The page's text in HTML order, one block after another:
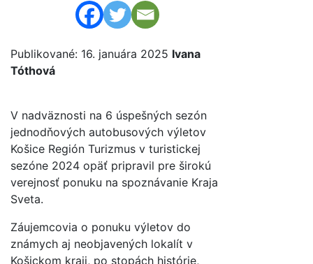
Publikované: 16. januára 2025 Ivana
Tóthová
V nadväznosti na 6 úspešných sezón
jednodňových autobusových výletov
Košice Región Turizmus v turistickej
sezóne 2024 opäť pripravil pre širokú
verejnosť ponuku na spoznávanie Kraja
Sveta.
Záujemcovia o ponuku výletov do
známych aj neobjavených lokalít v
Košickom kraji, po stopách histórie,